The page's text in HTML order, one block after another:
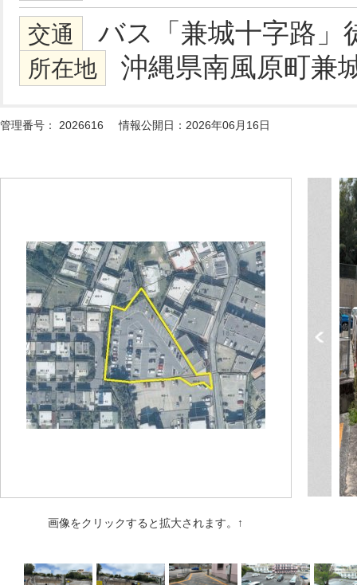
交通 バス「兼城十字路」
所在地 沖縄県南風原町兼
管理番号： 2026616 情報公開日：2026年06月16日
画像をクリックすると拡大されます。↑